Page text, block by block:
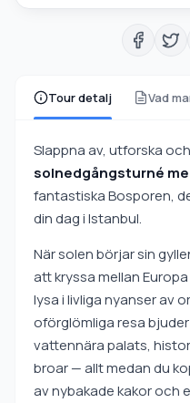
Tour detalj Vad
Slappna av, utforska
solnedgångsturné
fantastiska Bosporen,
din dag i Istanbul.
När solen börjar sin
att kryssa mellan
lysa i livliga nyanser av
oförglömliga resa
vattennära palats,
broar — allt medan du
av nybakade kakor och